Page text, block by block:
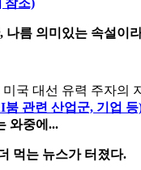
나름 의미있는 속설이
미국 대선 유력 주자의
붐 관련 산업군, 기업
와중에...
먹는 뉴스가 터졌다.